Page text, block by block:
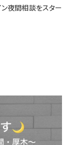
夜間相談をスター